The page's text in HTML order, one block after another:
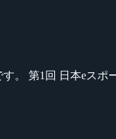
。 第1回 日本eスポ